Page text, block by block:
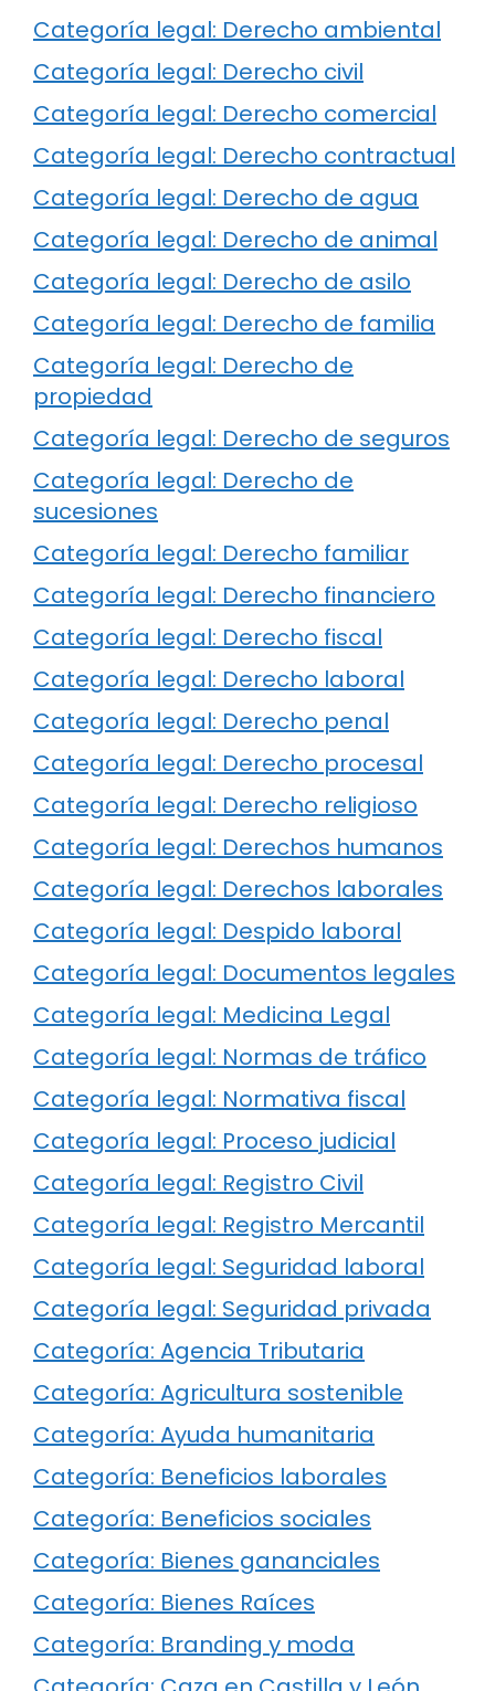
Categoría legal: Derecho ambiental
Categoría legal: Derecho civil
Categoría legal: Derecho comercial
Categoría legal: Derecho contractual
Categoría legal: Derecho de agua
Categoría legal: Derecho de animal
Categoría legal: Derecho de asilo
Categoría legal: Derecho de familia
Categoría legal: Derecho de
propiedad
Categoría legal: Derecho de seguros
Categoría legal: Derecho de
sucesiones
Categoría legal: Derecho familiar
Categoría legal: Derecho financiero
Categoría legal: Derecho fiscal
Categoría legal: Derecho laboral
Categoría legal: Derecho penal
Categoría legal: Derecho procesal
Categoría legal: Derecho religioso
Categoría legal: Derechos humanos
Categoría legal: Derechos laborales
Categoría legal: Despido laboral
Categoría legal: Documentos legales
Categoría legal: Medicina Legal
Categoría legal: Normas de tráfico
Categoría legal: Normativa fiscal
Categoría legal: Proceso judicial
Categoría legal: Registro Civil
Categoría legal: Registro Mercantil
Categoría legal: Seguridad laboral
Categoría legal: Seguridad privada
Categoría: Agencia Tributaria
Categoría: Agricultura sostenible
Categoría: Ayuda humanitaria
Categoría: Beneficios laborales
Categoría: Beneficios sociales
Categoría: Bienes gananciales
Categoría: Bienes Raíces
Categoría: Branding y moda